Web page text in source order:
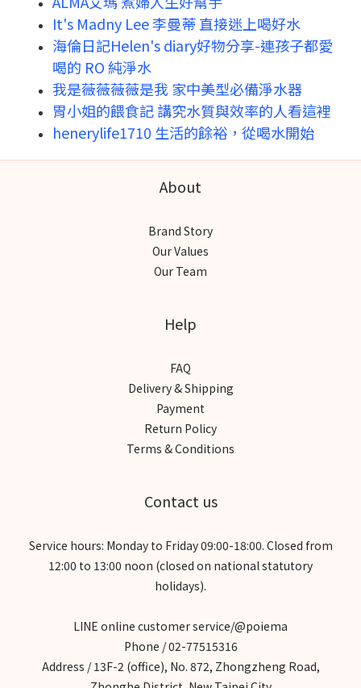
It's Madny Lee 李曼蒂 直接迷上喝好水
海倫日記Helen's diary好物分享-連孩子都愛
喝的 RO 純淨水
我是薇薇薇薇是我 家中美型必備淨水器
胃小姐的餵食記 講究水質與效率的人看這裡
henerylife1710 生活的餘裕，從喝水開始
About
Brand Story
Our Values
Our Team
Help
FAQ
Delivery & Shipping
Payment
Return Policy
Terms & Conditions
Contact us
Service hours: Monday to Friday 09:00-18:00. Closed from
12:00 to 13:00 noon (closed on national statutory
holidays).
LINE online customer service/@poiema
Phone / 02-77515316
Address / 13F-2 (office), No. 872, Zhongzheng Road,